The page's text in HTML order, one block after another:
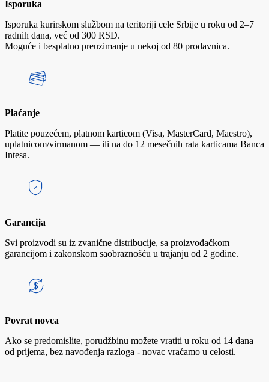
Isporuka
Isporuka kurirskom službom na teritoriji cele Srbije u roku od 2–7
radnih dana, već od 300 RSD.
Moguće i besplatno preuzimanje u nekoj od 80 prodavnica.
Plaćanje
Platite pouzećem, platnom karticom (Visa, MasterCard, Maestro),
uplatnicom/virmanom — ili na do 12 mesečnih rata karticama Banca
Intesa.
Garancija
Svi proizvodi su iz zvanične distribucije, sa proizvođačkom
garancijom i zakonskom saobraznošću u trajanju od 2 godine.
Povrat novca
Ako se predomislite, porudžbinu možete vratiti u roku od 14 dana
od prijema, bez navođenja razloga - novac vraćamo u celosti.